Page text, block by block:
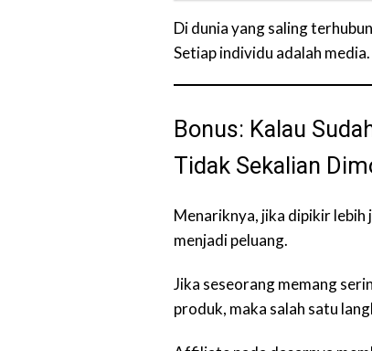
Di dunia yang saling
Setiap individu adalah
Bonus: Kalau
Tidak Sekalian
Menariknya, jika dipikir lebih
menjadi peluang.
Jika seseorang memang
produk, maka salah satu